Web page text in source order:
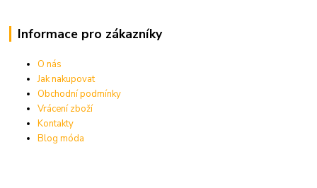
Informace pro zákazníky
O nás
Jak nakupovat
Obchodní podmínky
Vrácení zboží
Kontakty
Blog móda